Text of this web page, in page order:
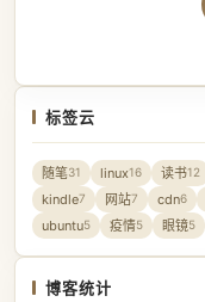
标签云
随笔31 linux16 读书12
kindle7 网站7 cdn6
ubuntu5 疫情5 眼镜5
博客统计